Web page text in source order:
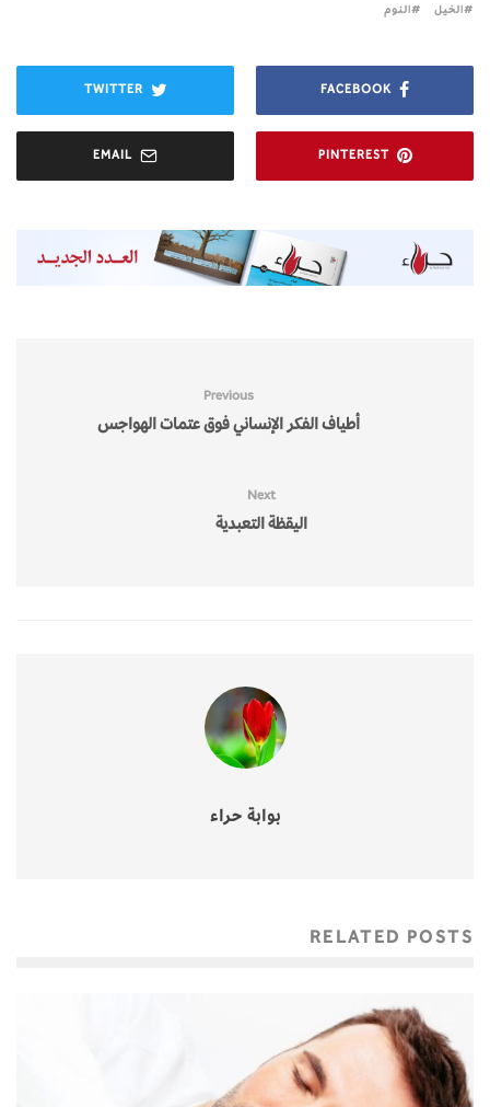
الخيل النوم
FACEBOOK
TWITTER
PINTEREST
EMAIL
Previous
أطياف الفكر الإنساني فوق عتمات الهواجس
Next
اليقظة التعبدية
بوابة حراء
RELATED POSTS